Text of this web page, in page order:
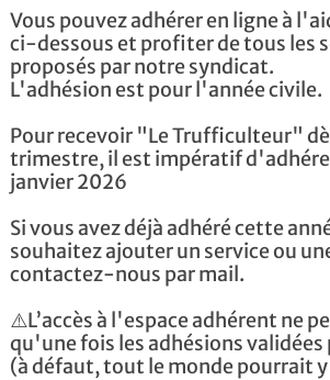
Vous pouvez adhérer en ligne à
ci-dessous et profiter de tous les
proposés par notre syndicat.
L'adhésion est pour l'année civile.
Pour recevoir "Le Trufficulteur"
trimestre, il est impératif
janvier 2026
Si vous avez déjà adhéré cette
souhaitez ajouter un service ou
contactez-nous par mail.
⚠️L’accès à l'espace adhérent ne
qu'une fois les adhésions validées
(à défaut, tout le monde pourrait